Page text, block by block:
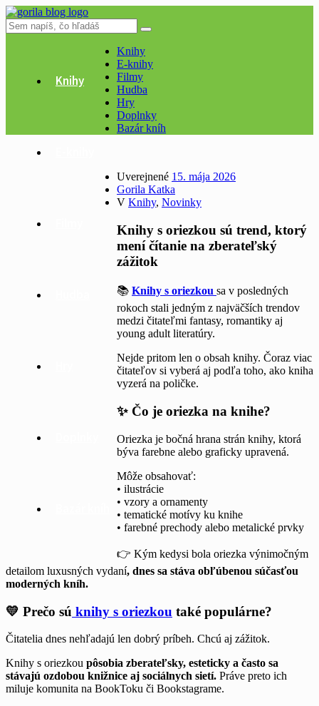
Knihy
Knihy
E-knihy
Filmy
Hudba
Hry
Doplnky
Bazár kníh
Uverejnené 15. mája 2026
Gorila Katka
V Knihy, Novinky
Knihy s oriezkou sú trend, ktorý
mení čítanie na zberateľský
zážitok
📚 Knihy s oriezkou sa v posledných
rokoch stali jedným z najväčších trendov
medzi čitateľmi fantasy, romantiky aj
young adult literatúry.
Nejde pritom len o obsah knihy. Čoraz viac
čitateľov si vyberá aj podľa toho, ako kniha
vyzerá na poličke.
✨ Čo je oriezka na knihe?
Oriezka je bočná hrana strán knihy, ktorá
býva farebne alebo graficky upravená.
Môže obsahovať:
• ilustrácie
• vzory a ornamenty
• tematické motívy ku knihe
• farebné prechody alebo metalické prvky
👉 Kým kedysi bola oriezka výnimočným
detailom luxusných vydaní, dnes sa stáva obľúbenou súčasťou
moderných kníh.
💛 Prečo sú knihy s oriezkou také populárne?
Čitatelia dnes nehľadajú len dobrý príbeh. Chcú aj zážitok.
Knihy s oriezkou pôsobia zberateľsky, esteticky a často sa
stávajú ozdobou knižnice aj sociálnych sietí. Práve preto ich
miluje komunita na BookToku či Bookstagrame.